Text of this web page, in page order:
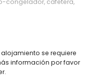
congelador, cafetera,
cm)
ducha y aseo
se requiere
información por favor